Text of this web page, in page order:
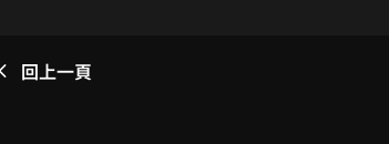
回上一頁